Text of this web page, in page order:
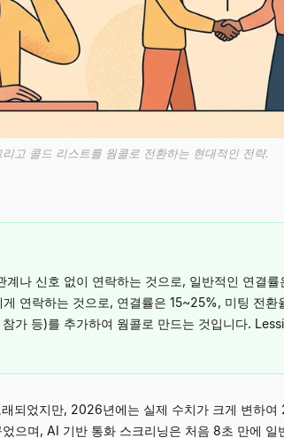
고 콜드 리스트를 웜콜로 전환하는 현대적인 전략.
계나 신호 없이 연락하는 것으로, 일반적인 연결
연락하는 것으로, 연결률은 15~25%, 미팅 전
가 등)를 추가하여 웜콜로 만드는 것입니다.
되었지만, 2026년에는 실제 수치가 크게 변하
으며, AI 기반 통화 스크리닝은 처음 8초 만에